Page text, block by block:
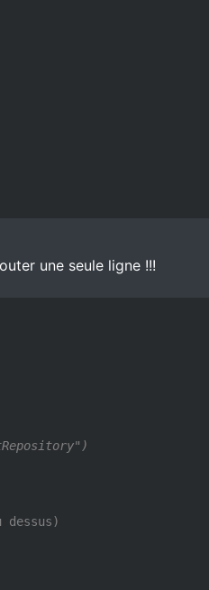
une seule ligne !!!